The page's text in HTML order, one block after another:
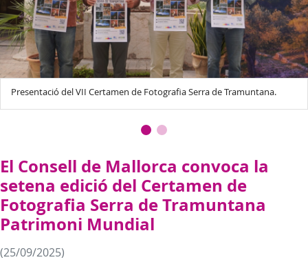
Presentació del VII Certamen de Fotografia Serra de Tramuntana.
El Consell de Mallorca convoca la
setena edició del Certamen de
Fotografia Serra de Tramuntana
Patrimoni Mundial
(25/09/2025)